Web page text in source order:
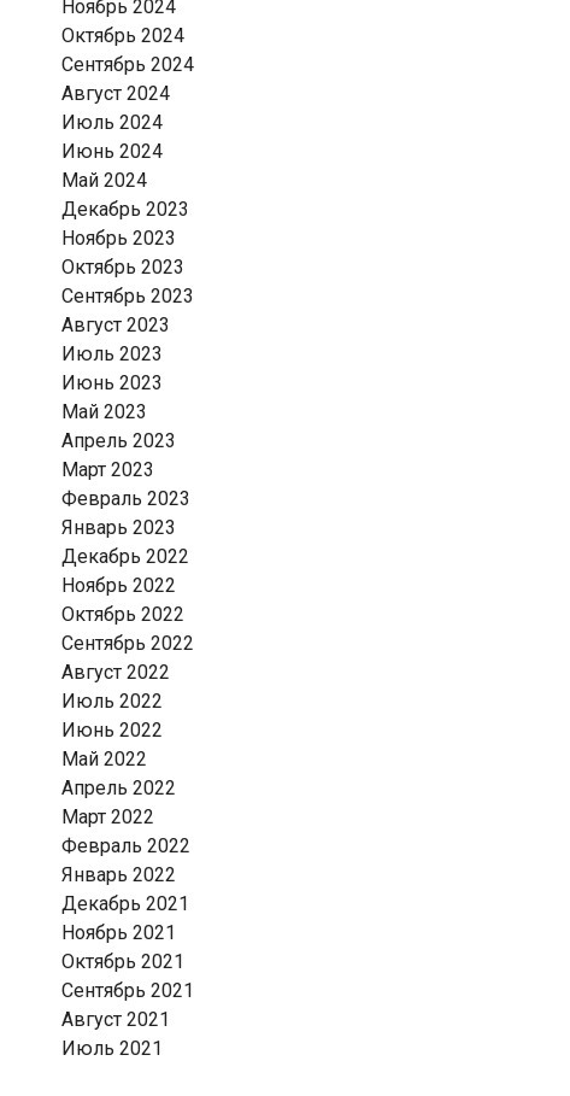
Ноябрь 2024
Октябрь 2024
Сентябрь 2024
Август 2024
Июль 2024
Июнь 2024
Май 2024
Декабрь 2023
Ноябрь 2023
Октябрь 2023
Сентябрь 2023
Август 2023
Июль 2023
Июнь 2023
Май 2023
Апрель 2023
Март 2023
Февраль 2023
Январь 2023
Декабрь 2022
Ноябрь 2022
Октябрь 2022
Сентябрь 2022
Август 2022
Июль 2022
Июнь 2022
Май 2022
Апрель 2022
Март 2022
Февраль 2022
Январь 2022
Декабрь 2021
Ноябрь 2021
Октябрь 2021
Сентябрь 2021
Август 2021
Июль 2021